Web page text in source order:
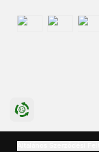
International